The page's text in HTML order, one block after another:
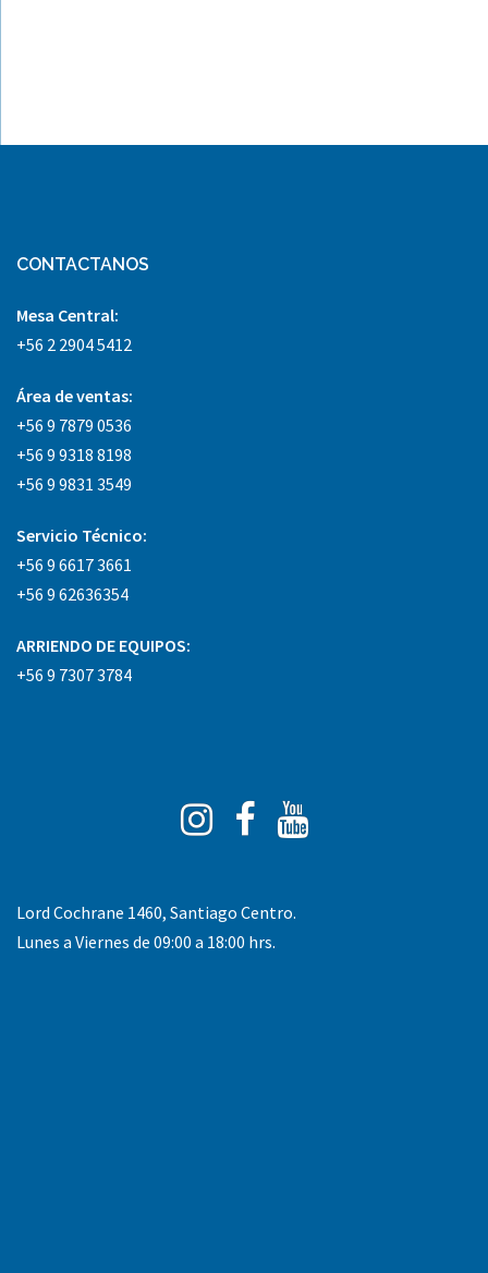
CONTACTANOS
Mesa Central:
+56 2 2904 5412
Área de ventas:
+56 9 7879 0536
+56 9 9318 8198
+56 9 9831 3549
Servicio Técnico:
+56 9 6617 3661
+56 9 62636354
ARRIENDO DE EQUIPOS:
+56 9 7307 3784
Instagram
Facebook
Tube
Lord Cochrane 1460, Santiago Centro.
Lunes a Viernes de 09:00 a 18:00 hrs.